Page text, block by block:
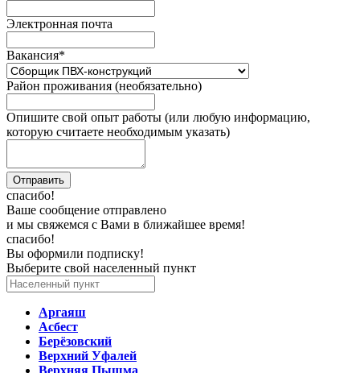
Электронная почта
Вакансия*
Район проживания (необязательно)
Опишите свой опыт работы (или любую информацию,
которую считаете необходимым указать)
спасибо!
Ваше сообщение отправлено
и мы свяжемся с Вами в ближайшее время!
спасибо!
Вы оформили подписку!
Выберите свой населенный пункт
Аргаяш
Асбест
Берёзовский
Верхний Уфалей
Верхняя Пышма